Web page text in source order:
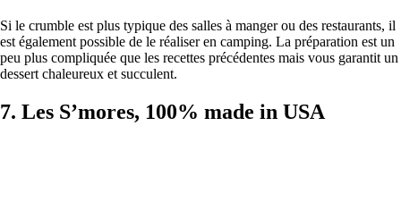
Si le crumble est plus typique des salles à manger ou des restaurants, il
est également possible de le réaliser en camping. La préparation est un
peu plus compliquée que les recettes précédentes mais vous garantit un
dessert chaleureux et succulent.
7. Les S’mores, 100% made in USA